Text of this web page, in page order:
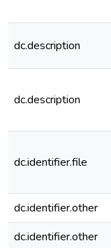
dc.description
dc.description
dc.identifier.file
dc.identifier.other
dc.identifier.other